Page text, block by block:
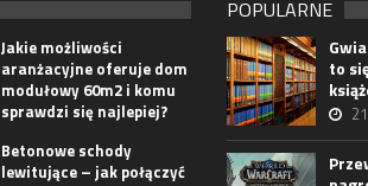
Jakie możliwości
aranżacyjne oferuje dom
modułowy 60m2 i komu
sprawdzi się najlepiej?
Betonowe schody
lewitujące – jak połączyć
POPULARNE
to